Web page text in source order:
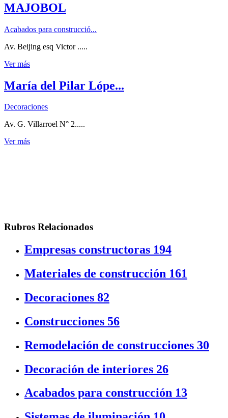
MAJOBOL
Acabados para construcció...
Av. Beijing esq Victor .....
Ver más
María del Pilar Lópe...
Decoraciones
Av. G. Villarroel N° 2.....
Ver más
Rubros Relacionados
Empresas constructoras 194
Materiales de construcción 161
Decoraciones 82
Construcciones 56
Remodelación de construcciones 30
Decoración de interiores 26
Acabados para construcción 13